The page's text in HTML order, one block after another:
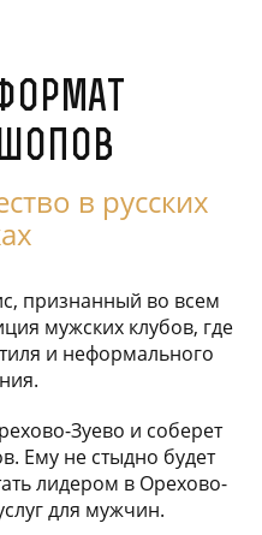
в русских
признанный во всем
мужских клубов, где
и неформального
Зуево и соберет
Ему не стыдно будет
лидером в Орехово-
для мужчин.